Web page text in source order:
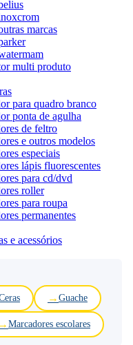
marcas
multi produto
para quadro branco
ponta de agulha
de feltro
e outros modelos
especiais
lápis fluorescentes
para cd/dvd
roller
para roupa
permanentes
e acessórios
Guache
Marcadores escolares